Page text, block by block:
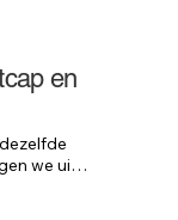
en
we uit